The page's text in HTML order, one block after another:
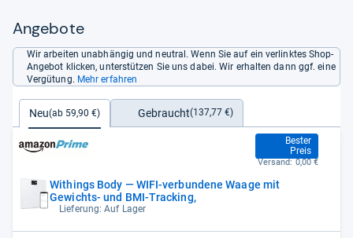
Angebote
Wir arbeiten unabhängig und neutral. Wenn Sie auf ein verlinktes Shop-
Angebot klicken, unterstützen Sie uns dabei. Wir erhalten dann ggf. eine
Vergütung. Mehr erfahren
Neu(ab 59,90 €) Gebraucht(137,77 €)
Withings Body — WIFI-verbundene Waage mit
Gewichts- und BMI-Tracking,
Lieferung: Auf Lager
Bester
Preis
59,90 €
Versand: 0,00 €